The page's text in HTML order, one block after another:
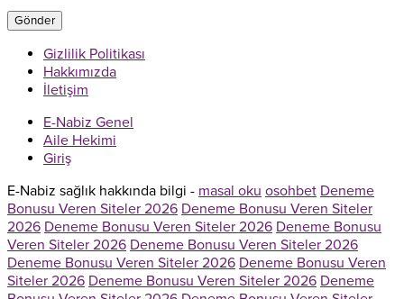
Gizlilik Politikası
Hakkımızda
İletişim
E-Nabiz Genel
Aile Hekimi
Giriş
E-Nabiz sağlık hakkında bilgi - masal oku osohbet Deneme
Bonusu Veren Siteler 2026 Deneme Bonusu Veren Siteler
2026 Deneme Bonusu Veren Siteler 2026 Deneme Bonusu
Veren Siteler 2026 Deneme Bonusu Veren Siteler 2026
Deneme Bonusu Veren Siteler 2026 Deneme Bonusu Veren
Siteler 2026 Deneme Bonusu Veren Siteler 2026 Deneme